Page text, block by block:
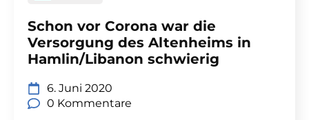
Schon vor Corona war die
Versorgung des Altenheims in
Hamlin/Libanon schwierig
6. Juni 2020
0 Kommentare